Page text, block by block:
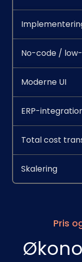
No-code /
Moderne UI
ERP-
Total cost
Skalering
Pris